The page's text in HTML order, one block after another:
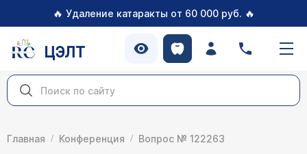
🔥 Удаление катаракты от 60 000 руб. 🔥
ЦЭЛТ
Главная Конференция Вопрос № 122263